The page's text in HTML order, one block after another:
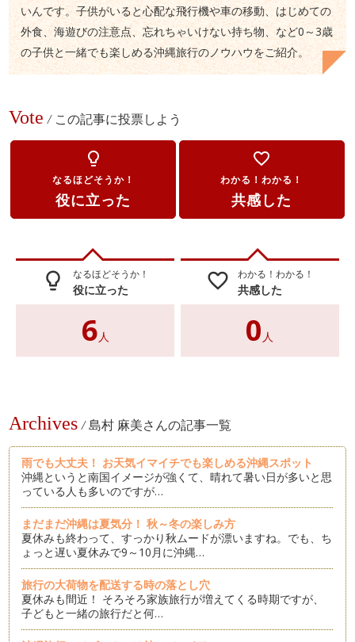
いんです。子供がいると心配な飛行機や車の移動、はじめての
外食、海遊びの注意点、忘れちゃいけない持ち物、など0～3歳
の子供と一緒でも楽しめる沖縄旅行のノウハウをご紹介。
Vote / この記事に投票しよう
lightbulb_outline
なるほどそうか！
役に立った
favorite_border
わかる！わかる！
共感した
lightbulb_outline なるほどそうか！
役に立った
6 人
favorite_border わかる！わかる！
共感した
0 人
Archives / 島村 麻美さんの記事一覧
雨でも大丈夫！ お天気イマイチでも楽しめる沖縄スポット
沖縄というと南国イメージが強くて、晴れて暑い日が多いと思
っている人も多いのですが…
まだまだ沖縄は夏気分！ 秋～冬の楽しみ方
夏休みも終わって、すっかり秋ムードが漂いますね。でも、ち
ょっと遅い夏休みで9～10月に沖縄…
旅行の大荷物を配送する時の落とし穴
夏休みも間近！ そろそろ家族旅行が増えてくる時期ですが、
子どもと一緒の旅行だと何…